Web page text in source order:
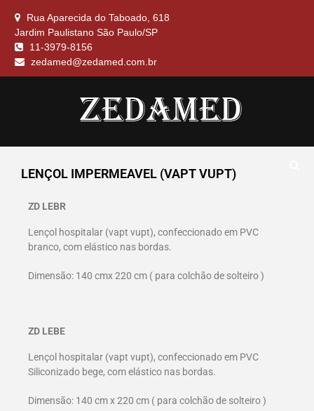
Rua Aparecida do Taboado, 618
Jardim Paulistano São Paulo/SP
11-3979-8156
zedamed@zedamed.com.br
ZEDAMED
NAPA, ENCOSTO CONFORT, LENÇOL
LENÇOL IMPERMEAVEL (VAPT VUPT)
ZD LEBR
Lençol hospitalar (vapt vupt), confeccionado em PVC
branco, com elástico nas bordas.
Dimensão: 140 cmx 220 cm ( para colchão de solteiro )
ZD LEBE
Lençol hospitalar (vapt vupt), confeccionado em PVC
Siliconizado bege, com elástico nas bordas.
Dimensão: 140 cm x 220 cm ( para colchão de solteiro )